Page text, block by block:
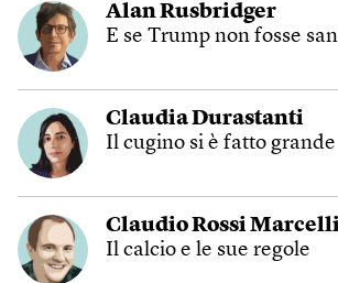
Alan Rusbridger
E se Trump non fosse
Claudia Durastanti
Il cugino si è fatto grande
Claudio Rossi Marcelli
Il calcio e le sue regole